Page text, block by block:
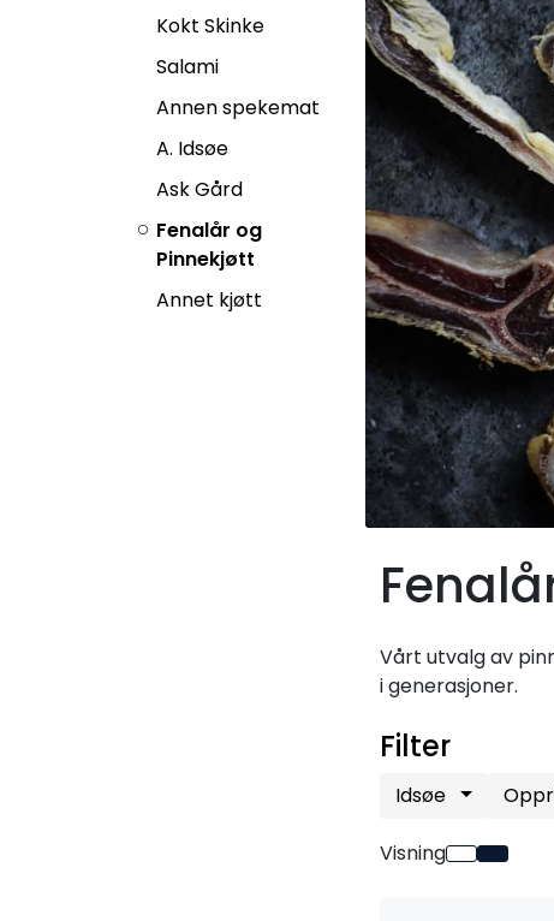
Kokt Skinke
Salami
Annen spekemat
A. Idsøe
Ask Gård
Fenalår og
Pinnekjøtt
Annet kjøtt
Vårt utvalg av
i generasjoner.
Filter
Idsøe
Visning